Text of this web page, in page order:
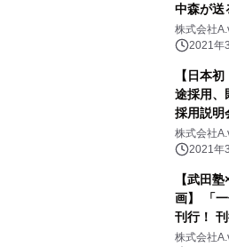
中森が
き、延長
配信！
株式会社
2021年
【日本
途採用、
採用説明
株式会社
2021年
【武田
画】 「
刊行！
ャンペー
株式会社